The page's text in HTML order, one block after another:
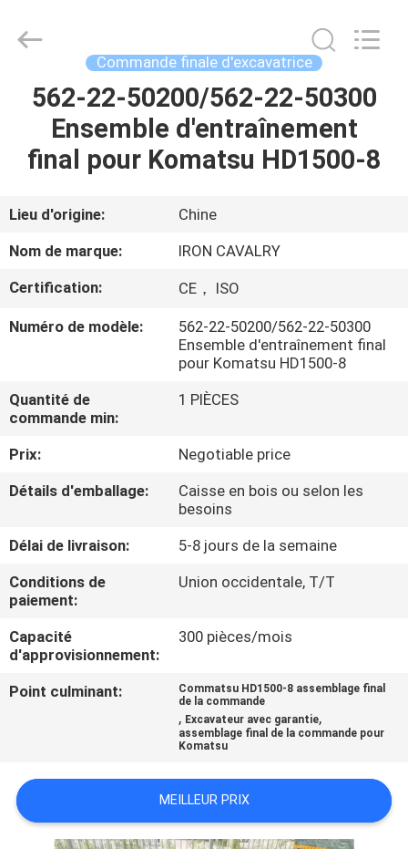
APERÇU
PRODUITS
VIDÉOS
SHOW
PROPOS
DE
NOUS
D'USINE
CONTRÔLE
DE
LA
QUALITÉ
NOUVELLES
Machinery
Reserved.
Commande finale d'excavatrice
562-22-50200/562-22-50300
Ensemble d'entraînement
final pour Komatsu HD1500-8
Lieu d'origine:
Chine
Nom de marque:
IRON CAVALRY
Certification:
CE， ISO
Numéro de modèle:
562-22-50200/562-22-50300
Ensemble d'entraînement final
pour Komatsu HD1500-8
Quantité de
commande min:
1 PIÈCES
Prix:
Negotiable price
Détails d'emballage:
Caisse en bois ou selon les
besoins
Délai de livraison:
5-8 jours de la semaine
Conditions de
paiement:
Union occidentale, T/T
Capacité
d'approvisionnement:
300 pièces/mois
Point culminant:
Commatsu HD1500-8 assemblage final
de la commande
, Excavateur avec garantie,
assemblage final de la commande pour
Komatsu
MEILLEUR PRIX